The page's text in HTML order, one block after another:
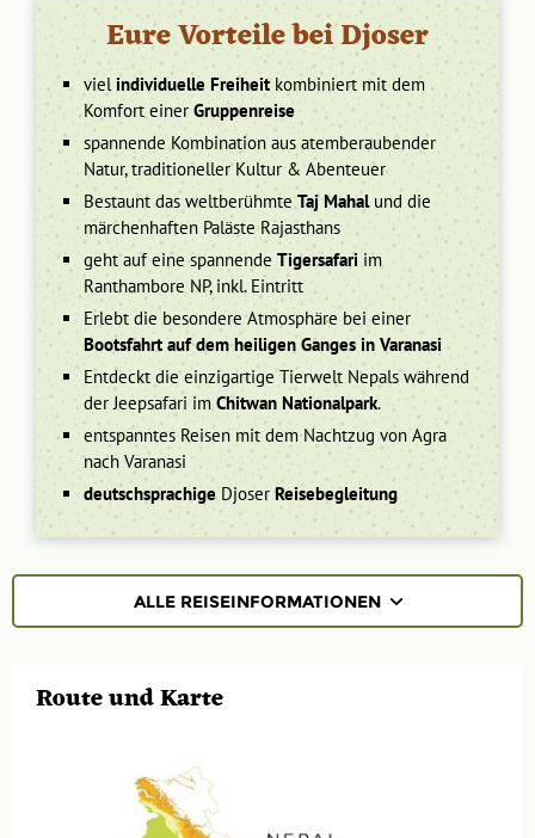
Eure Vorteile bei Djoser
vielindividuelle Freiheit kombiniert mit dem
Komfort einer Gruppenreise
spannende Kombination aus atemberaubender
Natur, traditioneller Kultur & Abenteuer
Bestaunt das weltberühmteTaj Mahalund die
märchenhaften Paläste Rajasthans
geht auf eine spannende Tigersafari im
Ranthambore NP, inkl. Eintritt
Erlebt die besondere Atmosphäre bei einer
Bootsfahrt auf dem heiligen Ganges in Varanasi
Entdeckt die einzigartige Tierwelt Nepals während
der Jeepsafari im Chitwan Nationalpark.
entspanntes Reisen mit dem Nachtzug von Agra
nach Varanasi
deutschsprachigeDjoser Reisebegleitung
ALLE REISEINFORMATIONEN
TERMINE | PREISE
Route und Karte